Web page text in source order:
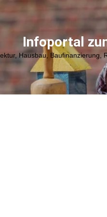
Infoportal
Hausbau, Baufinanzierung,